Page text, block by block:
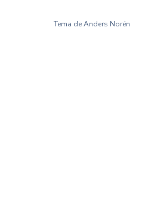
Tema deAnders Norén